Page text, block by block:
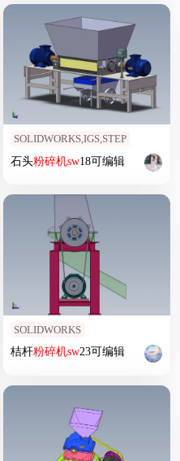
SOLIDWORKS,IGS,STEP
石头粉碎机sw18可编辑
SOLIDWORKS
桔杆粉碎机sw23可编辑